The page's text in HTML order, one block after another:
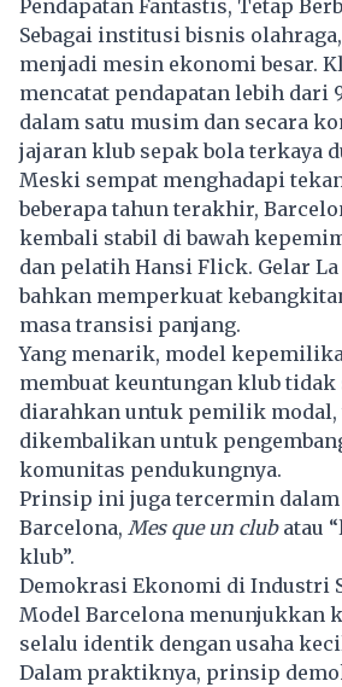
Pendapatan Fantastis, Tetap
Sebagai institusi bisnis
menjadi mesin ekonomi besar.
mencatat pendapatan lebih dari
dalam satu musim dan secara
jajaran klub sepak bola terkaya
Meski sempat menghadapi
beberapa tahun terakhir,
kembali stabil di bawah
dan pelatih Hansi Flick. Gelar
bahkan memperkuat
masa transisi panjang.
Yang menarik, model
membuat keuntungan klub tidak
diarahkan untuk pemilik modal,
dikembalikan untuk
komunitas pendukungnya.
Prinsip ini juga tercermin
Barcelona, Mes que un clubatau
klub”.
Demokrasi Ekonomi di Industri
Model Barcelona menunjukkan
selalu identik dengan usaha
Dalam praktiknya, prinsip